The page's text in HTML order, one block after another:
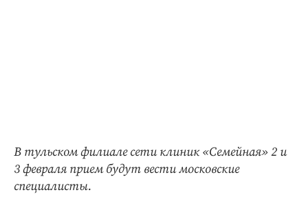
В тульском филиале сети клиник «Семейная» 2 и
3 февраля прием будут вести московские
специалисты.